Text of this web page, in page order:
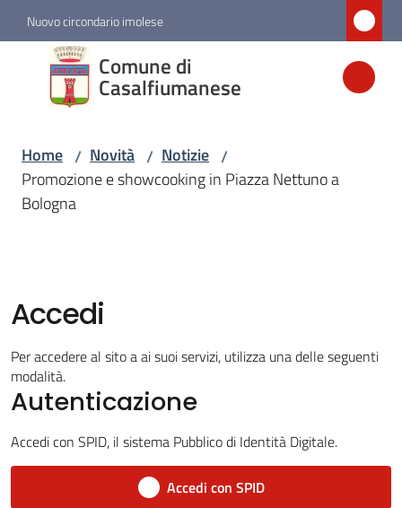
Vai al contenuto
Vai alla navigazione
Vai al footer
Nuovo circondario imolese
Comune di
Casalfiumanese
Comune di
Casalfiumanese
Amministrazione
Novità
Casalfiumanese
Home / Novità / Notizie /
Promozione e showcooking in Piazza Nettuno a
Bologna
Accedi
Per accedere al sito a ai suoi servizi, utilizza una delle seguenti
modalità.
Autenticazione
Accedi con SPID, il sistema Pubblico di Identità Digitale.
Accedi con SPID